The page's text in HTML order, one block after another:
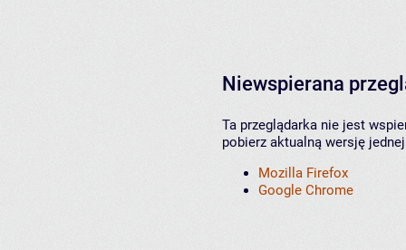
Niewspierana
Ta przeglądarka nie jest
pobierz aktualną wersję
Mozilla Firefox
Google Chrome